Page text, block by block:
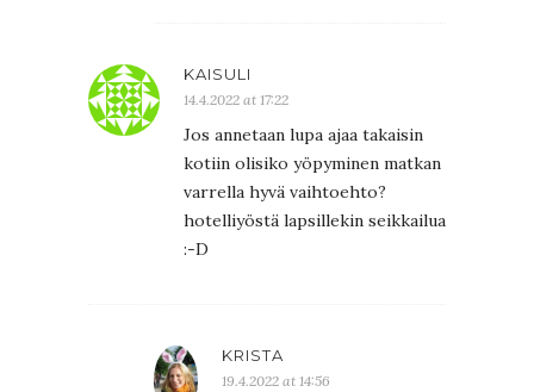
KAISULI
14.4.2022 at 17:22
Jos annetaan lupa ajaa takaisin
kotiin olisiko yöpyminen matkan
varrella hyvä vaihtoehto?
hotelliyöstä lapsillekin seikkailua
:-D
KRISTA
19.4.2022 at 14:56